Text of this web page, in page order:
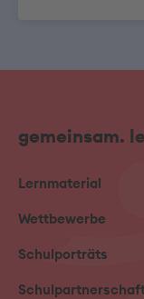
gemeinsam.
Lernmaterial
Wettbewerbe
Schulporträts